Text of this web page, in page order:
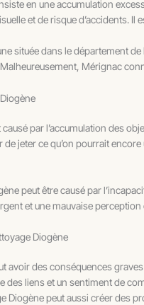
en une accumulation
et de risque d’accidents.
située dans le département
Mérignac
par l’accumulation des
jeter ce qu’on pourrait
peut être causé par
et une mauvaise
Diogène
avoir des conséquences
des liens et un sentiment de
Diogène peut aussi créer des